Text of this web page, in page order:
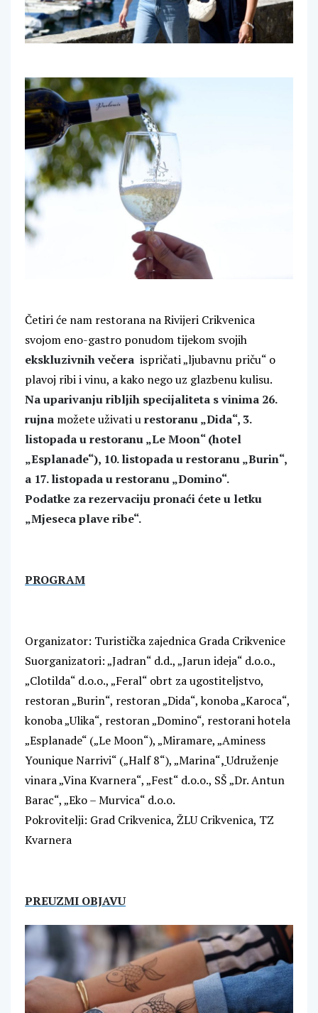
Četiri će nam restorana na Rivijeri Crikvenica
svojom eno-gastro ponudom tijekom svojih
ekskluzivnih večera ispričati „ljubavnu priču“ o
plavoj ribi i vinu, a kako nego uz glazbenu kulisu.
Na uparivanju ribljih specijaliteta s vinima 26.
rujna možete uživati urestoranu „Dida“, 3.
listopada u restoranu „Le Moon“ (hotel
„Esplanade“), 10. listopada u restoranu „Burin“,
a 17. listopada u restoranu „Domino“.
Podatke za rezervaciju pronaći ćete u letku
„Mjeseca plave ribe“.
PROGRAM
Organizator: Turistička zajednica Grada Crikvenice
Suorganizatori: „Jadran“ d.d., „Jarun ideja“ d.o.o.,
„Clotilda“ d.o.o., „Feral“ obrt za ugostiteljstvo,
restoran „Burin“, restoran „Dida“, konoba „Karoca“,
konoba „Ulika“, restoran „Domino“, restorani hotela
„Esplanade“ („Le Moon“), „Miramare, „Aminess
Younique Narrivi“ („Half 8“), „Marina“,Udruženje
vinara „Vina Kvarnera“, „Fest“ d.o.o., SŠ „Dr. Antun
Barac“, „Eko – Murvica“ d.o.o.
Pokrovitelji: Grad Crikvenica, ŽLU Crikvenica, TZ
Kvarnera
PREUZMI OBJAVU